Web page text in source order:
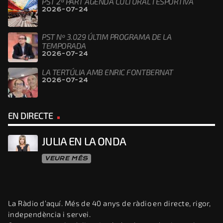
2026-07-24
PST Nº 3.029 ÚLTIM PROGRAMA DE LA
TEMPORADA
2026-07-24
LA TERTÚLIA AMB ENRIC FONTBERNAT
2026-07-24
EN DIRECTE
JULIA EN LA ONDA
VEURE MÉS
La Ràdio d’aquí. Més de 40 anys de ràdio en directe, rigor,
independència i servei.